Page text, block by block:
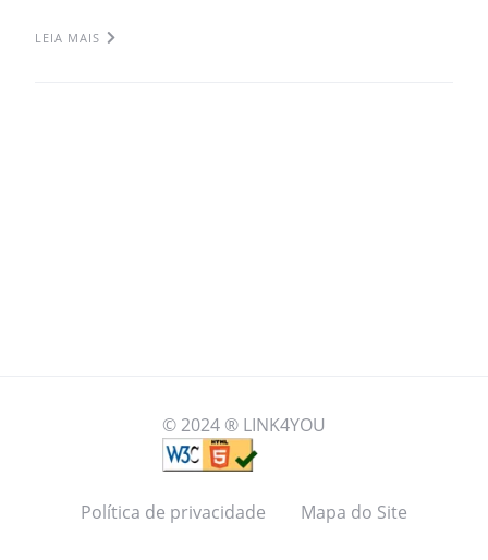
LEIA MAIS
© 2024 ® LINK4YOU
Política de privacidade Mapa do Site